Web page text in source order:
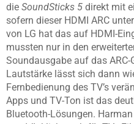
die SoundSticks 5 direkt mit
sofern dieser HDMI ARC
von LG hat das auf HDMI-
mussten nur in den
Soundausgabe auf das
Lautstärke lässt sich dann
Fernbedienung des TV’s
Apps und TV-Ton ist das
Bluetooth-Lösungen.